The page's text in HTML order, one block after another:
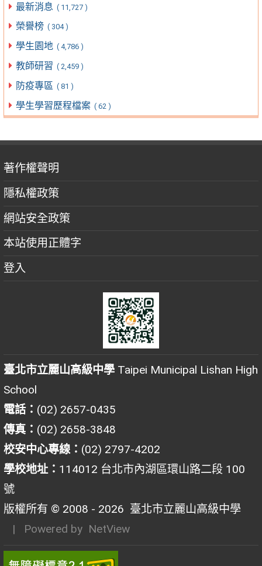
最新消息 ( 11,727 )
榮譽榜 ( 304 )
學生園地 ( 4,786 )
教師研習 ( 2,459 )
防疫專區 ( 81 )
學生學習歷程檔案 ( 62 )
著作權聲明
隱私權政策
網站安全政策
本站使用正體字
登入
臺北市立麗山高級中學 Taipei Municipal Lishan High
School
電話： (02) 2657-0435
傳真： (02) 2658-3848
校安中心專線： (02) 2797-4202
學校地址： 114012 台北市內湖區環山路二段 100
號
版權所有 © 2008 - 2026 臺北市立麗山高級中學
| Powered by NetView